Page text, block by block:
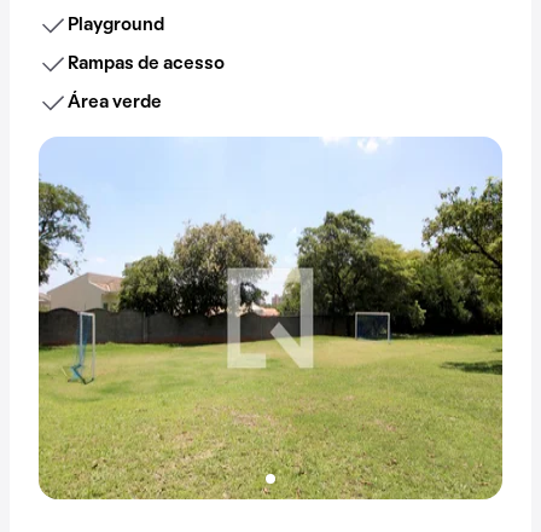
Playground
Rampas de acesso
Área verde